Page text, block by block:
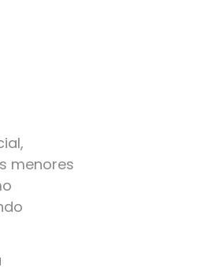
menores